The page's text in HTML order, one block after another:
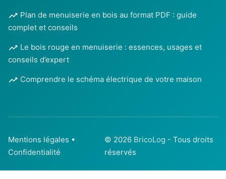
Plan de menuiserie en bois au format PDF : guide
complet et conseils
Le bois rouge en menuiserie : essences, usages et
conseils d’expert
Comprendre le schéma électrique de votre maison
Mentions légales •
Confidentialité
© 2026 BricoLog - Tous droits
réservés